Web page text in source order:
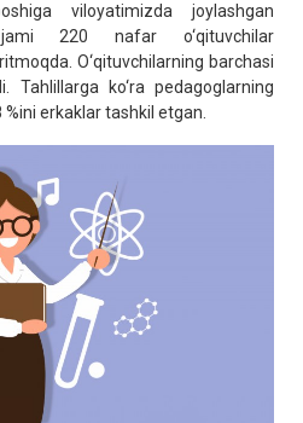
viloyatimizda joylashgan
220 nafar o‘qituvchilar
O‘qituvchilarning barchasi
Tahlillarga ko‘ra pedagoglarning
erkaklar tashkil etgan.